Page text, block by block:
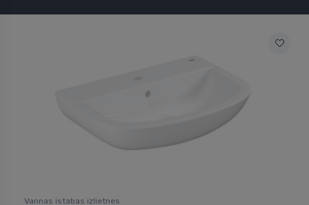
Vannas istabas izlietnes